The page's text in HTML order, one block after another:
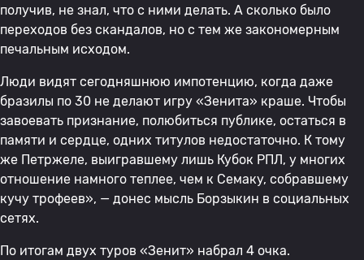
получив, не знал, что с ними делать. А сколько было
переходов без скандалов, но с тем же закономерным
печальным исходом.
Люди видят сегодняшнюю импотенцию, когда даже
бразилы по 30 не делают игру «Зенита» краше. Чтобы
завоевать признание, полюбиться публике, остаться в
памяти и сердце, одних титулов недостаточно. К тому
же Петржеле, выигравшему лишь Кубок РПЛ, у многих
отношение намного теплее, чем к Семаку, собравшему
кучу трофеев», — донес мысль Борзыкин в социальных
сетях.
По итогам двух туров «Зенит» набрал 4 очка.